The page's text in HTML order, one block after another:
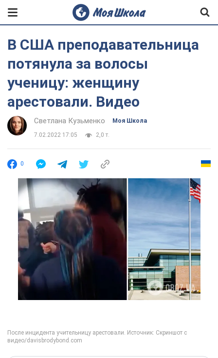
В США преподавательница
потянула за волосы
ученицу: женщину
арестовали. Видео
Светлана Кузьменко Моя Школа
7.02.2022 17:05 2,0 т.
0